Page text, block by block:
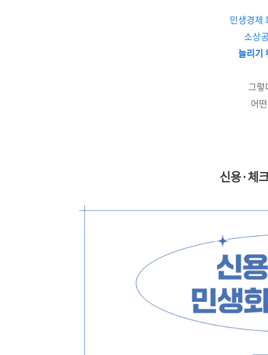
민생경제
소상
늘리기
그렇
어
신용·체